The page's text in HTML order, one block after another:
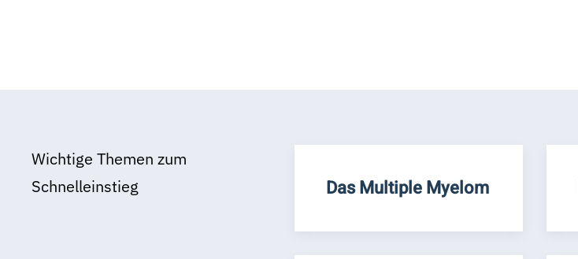
Wichtige Themen zum
Schnelleinstieg
Das Multiple Myelom